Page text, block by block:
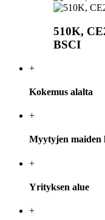
510K,
BSCI
+
Kokemus alalta
+
Myytyjen maiden
+
Yrityksen alue
+